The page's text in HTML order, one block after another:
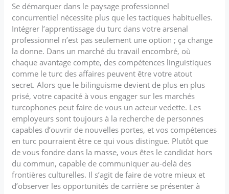
Se démarquer dans le paysage professionnel
concurrentiel nécessite plus que les tactiques habituelles.
Intégrer l’apprentissage du turc dans votre arsenal
professionnel n’est pas seulement une option ; ça change
la donne. Dans un marché du travail encombré, où
chaque avantage compte, des compétences linguistiques
comme le turc des affaires peuvent être votre atout
secret. Alors que le bilinguisme devient de plus en plus
prisé, votre capacité à vous engager sur les marchés
turcophones peut faire de vous un acteur vedette. Les
employeurs sont toujours à la recherche de personnes
capables d’ouvrir de nouvelles portes, et vos compétences
en turc pourraient être ce qui vous distingue. Plutôt que
de vous fondre dans la masse, vous êtes le candidat hors
du commun, capable de communiquer au-delà des
frontières culturelles. Il s’agit de faire de votre mieux et
d’observer les opportunités de carrière se présenter à